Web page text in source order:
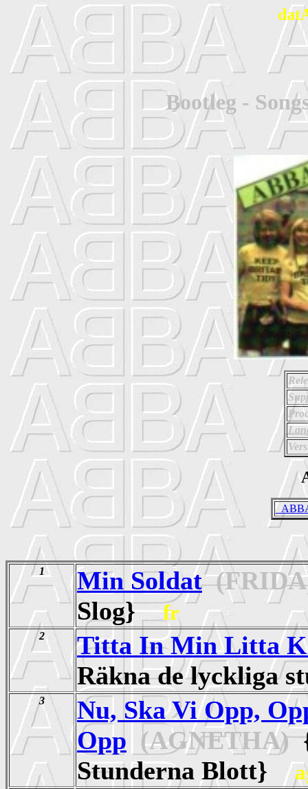
Bootleg -
1 Min Soldat
Slog}fr
2
Titta In Min Litta
Räkna de lyckliga
3
Nu, Ska Vi Opp,
Opp (AGNETHA)
Stunderna Blott}